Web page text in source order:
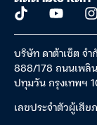
บริษัท ดาต้าเซ็ต จำ
888/178 ถนนเพลิ
ปทุมวัน กรุงเทพฯ
เลขประจำตัวผู้เสี